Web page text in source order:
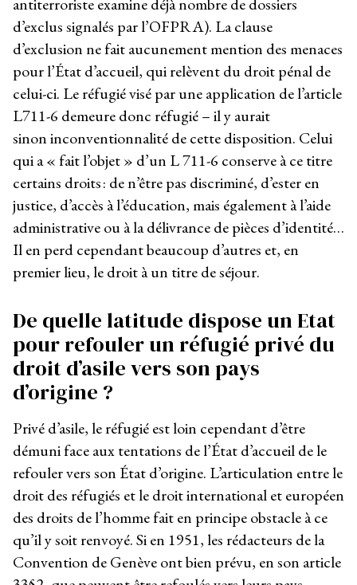
antiterroriste examine déjà nombre de dossiers
d’exclus signalés par l’OFPRA). La clause
d’exclusion ne fait aucunement mention des menaces
pour l’État d’accueil, qui relèvent du droit pénal de
celui-ci. Le réfugié visé par une application de l’article
L711-6 demeure donc réfugié – il y aurait
sinon inconventionnalité de cette disposition. Celui
qui a « fait l’objet » d’un L 711-6 conserve à ce titre
certains droits : de n’être pas discriminé, d’ester en
justice, d’accès à l’éducation, mais également à l’aide
administrative ou à la délivrance de pièces d’identité…
Il en perd cependant beaucoup d’autres et, en
premier lieu, le droit à un titre de séjour.
De quelle latitude dispose un Etat
pour refouler un réfugié privé du
droit d’asile vers son pays
d’origine ?
Privé d’asile, le réfugié est loin cependant d’être
démuni face aux tentations de l’État d’accueil de le
refouler vers son État d’origine. L’articulation entre le
droit des réfugiés et le droit international et européen
des droits de l’homme fait en principe obstacle à ce
qu’il y soit renvoyé. Si en 1951, les rédacteurs de la
Convention de Genève ont bien prévu, en son article